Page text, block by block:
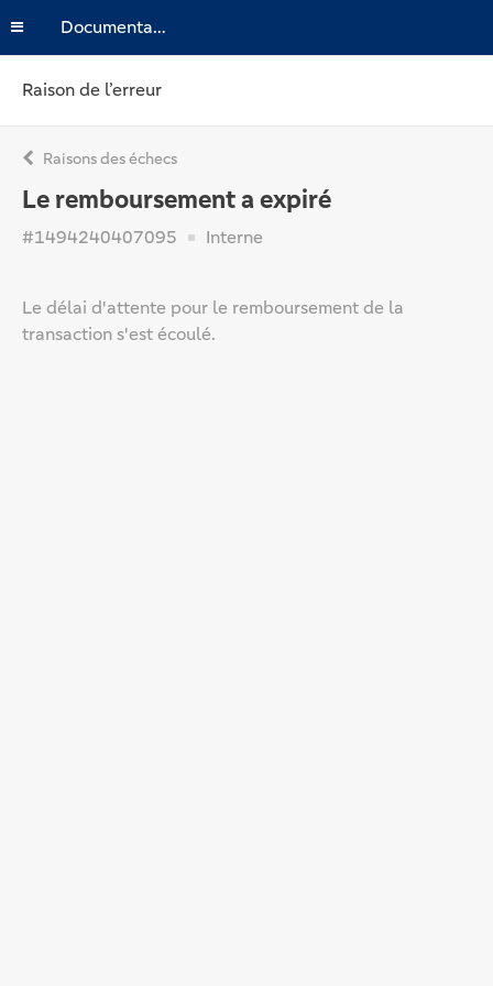
Documentation
Raison de l’erreur
Raisons des échecs
Le remboursement a expiré
#1494240407095 Interne
Le délai d'attente pour le remboursement de la
transaction s'est écoulé.